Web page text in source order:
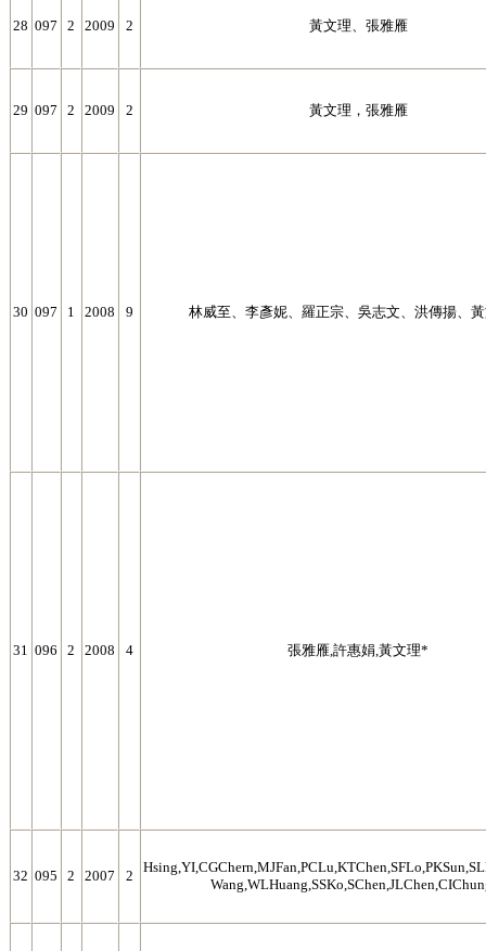
28 097 2 2009 2 黃文理、張雅雁
29 097 2 2009 2 黃文理，張雅雁
30 097 1 2008 9 林威至、李彥妮、羅正宗、吳志文、洪傳揚、
31 096 2 2008 4 張雅雁,許惠娟,黃文理*
32 095 2 2007 2